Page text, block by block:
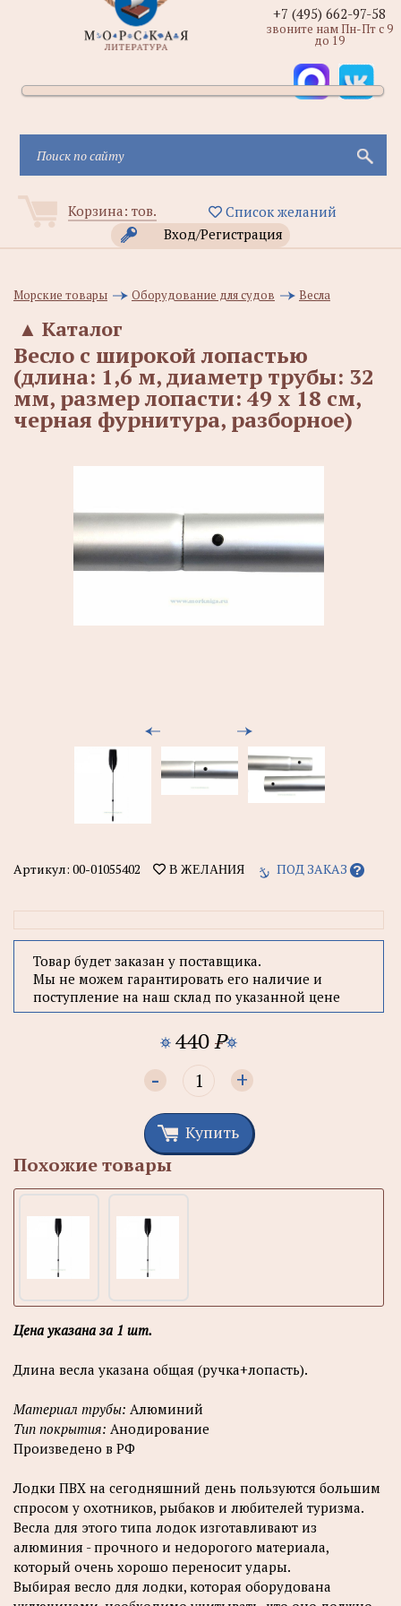
Корзина: тов.
Список желаний
Вход/Регистрация
+7 (495) 662-97-58
звоните нам Пн-Пт с 9
до 19
Морские товары Оборудование для судов Весла
Каталог
▲
Весло с широкой лопастью
(длина: 1,6 м, диаметр трубы: 32
мм, размер лопасти: 49 х 18 см,
черная фурнитура, разборное)
Артикул: 00-01055402 В ЖЕЛАНИЯ ПОД ЗАКАЗ
Товар будет заказан у поставщика.
Мы не можем гарантировать его наличие и
поступление на наш склад по указанной цене
440P
- +
Купить
Похожие товары
Цена указана за 1 шт.
Длина весла указана общая (ручка+лопасть).
Материал трубы: Алюминий
Тип покрытия: Анодирование
Произведено в РФ
Лодки ПВХ на сегодняшний день пользуются большим
спросом у охотников, рыбаков и любителей туризма.
Весла для этого типа лодок изготавливают из
алюминия - прочного и недорогого материала,
который очень хорошо переносит удары.
Выбирая весло для лодки, которая оборудована